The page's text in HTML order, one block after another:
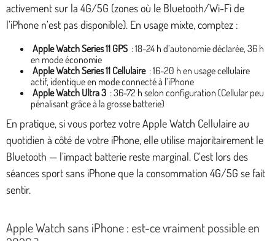
activement sur la 4G/5G (zones où le Bluetooth/Wi-Fi de
l’iPhone n’est pas disponible). En usage mixte, comptez :
Apple Watch Series 11 GPS : 18-24 h d’autonomie déclarée, 36 h
en mode économie
Apple Watch Series 11 Cellulaire : 16-20 h en usage cellulaire
actif, identique en mode connecté à l’iPhone
Apple Watch Ultra 3 : 36-72 h selon configuration (Cellular peu
pénalisant grâce à la grosse batterie)
En pratique, si vous portez votre Apple Watch Cellulaire au
quotidien à côté de votre iPhone, elle utilise majoritairement le
Bluetooth — l’impact batterie reste marginal. C’est lors des
séances sport sans iPhone que la consommation 4G/5G se fait
sentir.
Apple Watch sans iPhone : est-ce vraiment possible en